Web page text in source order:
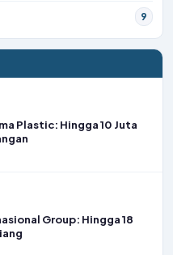
9
Plastic: Hingga 10 Juta
Group: Hingga 18